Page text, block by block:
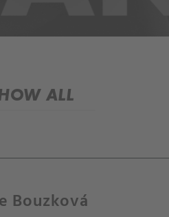
ALL
Bouzková